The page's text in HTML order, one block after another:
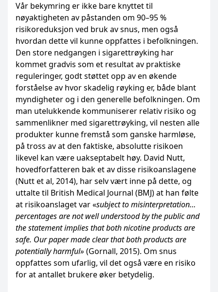
Vår bekymring er ikke bare knyttet til
nøyaktigheten av påstanden om 90–95 %
risikoreduksjon ved bruk av snus, men også
hvordan dette vil kunne oppfattes i befolkningen.
Den store nedgangen i sigarettrøyking har
kommet gradvis som et resultat av praktiske
reguleringer, godt støttet opp av en økende
forståelse av hvor skadelig røyking er, både blant
myndigheter og i den generelle befolkningen. Om
man utelukkende kommuniserer relativ risiko og
sammenlikner med sigarettrøyking, vil nesten alle
produkter kunne fremstå som ganske harmløse,
på tross av at den faktiske, absolutte risikoen
likevel kan være uakseptabelt høy. David Nutt,
hovedforfatteren bak et av disse risikoanslagene
(Nutt et al, 2014), har selv vært inne på dette, og
uttalte til British Medical Journal (BMJ) at han følte
at risikoanslaget var «subject to misinterpretation…
percentages are not well understood by the public and
the statement implies that both nicotine products are
safe. Our paper made clear that both products are
potentially harmful» (Gornall, 2015). Om snus
oppfattes som ufarlig, vil det også være en risiko
for at antallet brukere øker betydelig.